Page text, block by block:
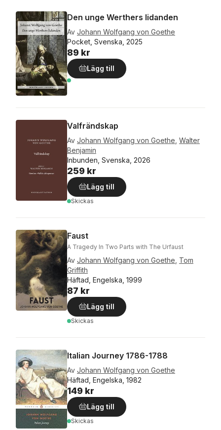
Den unge Werthers lidanden
Av Johann Wolfgang von Goethe
Pocket, Svenska, 2025
89 kr
Lägg till
Valfrändskap
Av Johann Wolfgang von Goethe, Walter
Benjamin
Inbunden, Svenska, 2026
259 kr
Lägg till
Skickas
Faust
A Tragedy In Two Parts with The Urfaust
Av Johann Wolfgang von Goethe, Tom
Griffith
Häftad, Engelska, 1999
87 kr
Lägg till
Skickas
Italian Journey 1786-1788
Av Johann Wolfgang von Goethe
Häftad, Engelska, 1982
149 kr
Lägg till
Skickas